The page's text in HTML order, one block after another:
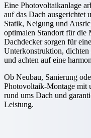
Eine Photovoltaikanlage
auf das Dach ausgerichtet
Statik, Neigung und
optimalen Standort für die
Dachdecker sorgen für
Unterkonstruktion,
und achten auf eine
Ob Neubau, Sanierung
Photovoltaik-Montage mit
rund ums Dach und
Leistung.